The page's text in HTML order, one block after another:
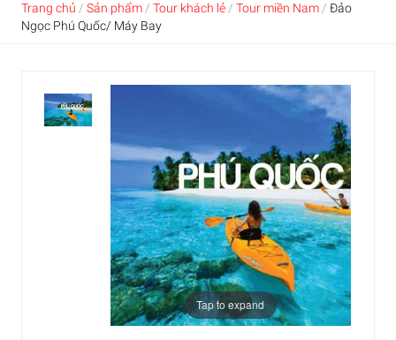
Trang chủ / Sản phẩm/ Tour khách lẻ/ Tour miền Nam/ Đảo
Ngọc Phú Quốc/ Máy Bay
Tap to expand